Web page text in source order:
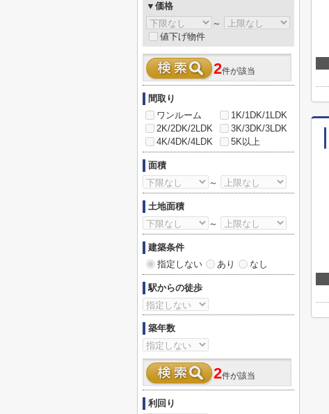
▼価格
～
値下げ物件
2件が該当
間取り
ワンルーム
1K/1DK/1LDK
2K/2DK/2LDK
3K/3DK/3LDK
4K/4DK/4LDK
5K以上
面積
～
土地面積
～
建築条件
指定しない
あり なし
駅からの徒歩
築年数
2件が該当
利回り